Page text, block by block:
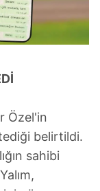
Özel'in
belirtildi.
sahibi